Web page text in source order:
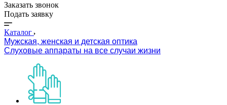
Заказать звонок
Подать заявку
Каталог
Мужская, женская и детская оптика
Слуховые аппараты на все случаи жизни